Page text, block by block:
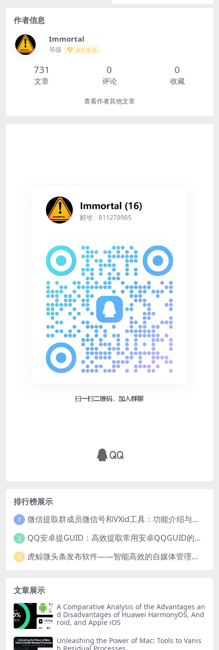
作者信息
Immortal
等级 永久会员
731
文章
0
评论
0
收藏
查看作者其他文章
排行榜展示
1 微信提取群成员微信号和VXid工具：功能介绍与使用指南
2 QQ安卓提GUID：高效提取常用安卓QQGUID的新工具
3 虎鲸微头条发布软件——智能高效的自媒体管理工具
文章展示
A Comparative Analysis of the Advantages an
d Disadvantages of Huawei HarmonyOS, And
roid, and Apple iOS
Unleashing the Power of Mac: Tools to Vanis